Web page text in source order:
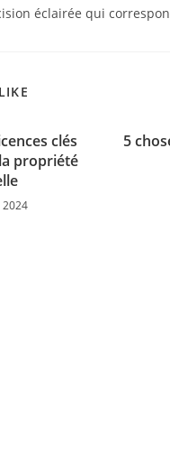
éclairée qui
clés
propriété
2024
5